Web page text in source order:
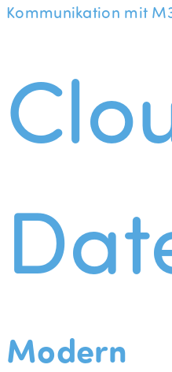
Kommunikation mit
Modern